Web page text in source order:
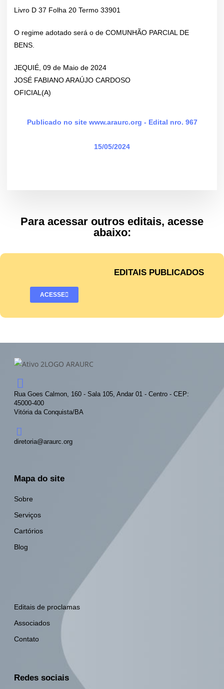
Livro D 37 Folha 20 Termo 33901
O regime adotado será o de COMUNHÃO PARCIAL DE
BENS.
JEQUIÉ, 09 de Maio de 2024
JOSÉ FABIANO ARAÚJO CARDOSO
OFICIAL(A)
Publicado no site www.araurc.org - Edital nro. 967
15/05/2024
Para acessar outros editais, acesse
abaixo:
EDITAIS PUBLICADOS
ACESSE
Rua Goes Calmon, 160 - Sala 105, Andar 01 - Centro - CEP:
45000-400
Vitória da Conquista/BA
diretoria@araurc.org
Mapa do site
Sobre
Serviços
Cartórios
Blog
Editais de proclamas
Associados
Contato
Redes sociais